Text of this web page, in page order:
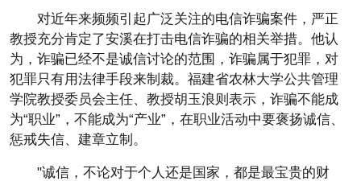
对近年来频频引起广泛关注的电信诈骗案件，严正
教授充分肯定了安溪在打击电信诈骗的相关举措。他认
为，诈骗已经不是诚信讨论的范围，诈骗属于犯罪，对
犯罪只有用法律手段来制裁。福建省农林大学公共管理
学院教授委员会主任、教授胡玉浪则表示，诈骗不能成
为“职业”，不能成为“产业”，在职业活动中要褒扬诚信、
惩戒失信、建章立制。
"诚信，不论对于个人还是国家，都是最宝贵的财